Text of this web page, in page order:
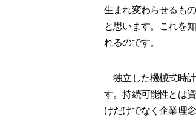
生まれ変わらせるも
と思います。これを
れるのです。
独立した機械式時計
す。持続可能性とは
けだけでなく企業理